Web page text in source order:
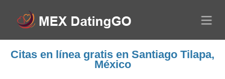
Citas en línea gratis en Santiago Tilapa,
México